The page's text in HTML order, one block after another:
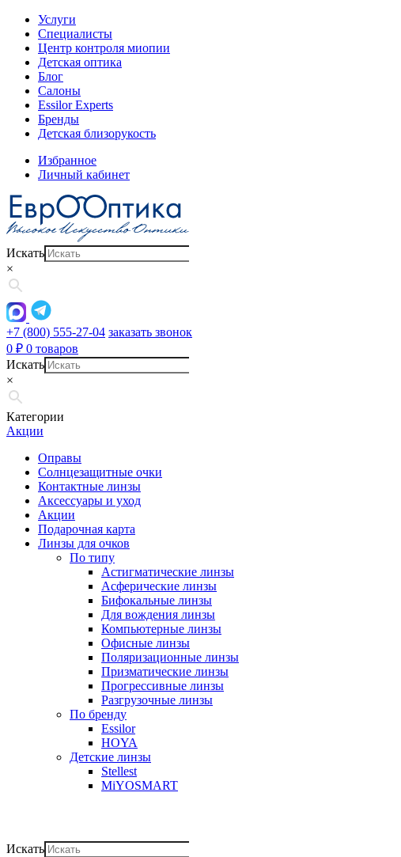
Услуги
Специалисты
Центр контроля миопии
Детская оптика
Блог
Салоны
Essilor Experts
Бренды
Детская близорукость
Избранное
Личный кабинет
Искать
×
+7 (800) 555-27-04 заказать звонок
0 ₽ 0 товаров
Искать
×
Категории
Акции
Оправы
Солнцезащитные очки
Контактные линзы
Аксессуары и уход
Акции
Подарочная карта
Линзы для очков
По типу
Астигматические линзы
Асферические линзы
Бифокальные линзы
Для вождения линзы
Компьютерные линзы
Офисные линзы
Поляризационные линзы
Призматические линзы
Прогрессивные линзы
Разгрузочные линзы
По бренду
Essilor
HOYA
Детские линзы
Stellest
MiYOSMART
Искать